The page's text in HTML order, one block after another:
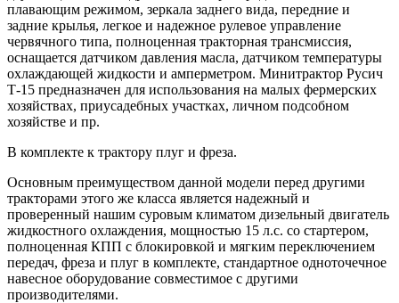
плавающим режимом, зеркала заднего вида, передние и
задние крылья, легкое и надежное рулевое управление
червячного типа, полноценная тракторная трансмиссия,
оснащается датчиком давления масла, датчиком температуры
охлаждающей жидкости и амперметром. Минитрактор Русич
Т-15 предназначен для использования на малых фермерских
хозяйствах, приусадебных участках, личном подсобном
хозяйстве и пр.
В комплекте к трактору плуг и фреза.
Основным преимуществом данной модели перед другими
тракторами этого же класса является надежный и
проверенный нашим суровым климатом дизельный двигатель
жидкостного охлаждения, мощностью 15 л.с. со стартером,
полноценная КПП с блокировкой и мягким переключением
передач, фреза и плуг в комплекте, стандартное одноточечное
навесное оборудование совместимое с другими
производителями.